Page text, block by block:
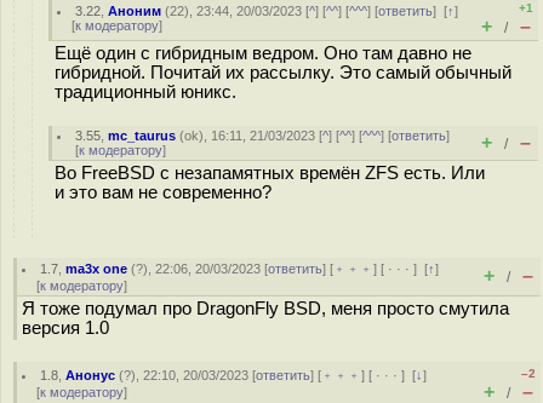
3.22 ,Аноним (22), 23:44, 20/03/2023 [^] [^^] [^^^] [ответить][↑]
[к модератору]
+1
+ / –
Ещё один с гибридным ведром. Оно там давно не
гибридной. Почитай их рассылку. Это самый обычный
традиционный юникс.
3.55 ,mc_taurus (ok), 16:11, 21/03/2023 [^] [^^] [^^^] [ответить]
[к модератору] + / –
Во FreeBSD с незапамятных времён ZFS есть. Или
и это вам не современно?
1.7 ,ma3x one (?), 22:06, 20/03/2023 [ответить] [ ﹢﹢﹢] [ · · ·][↑]
[к модератору] + / –
Я тоже подумал про DragonFly BSD, меня просто смутила
версия 1.0
1.8 ,Анонус (?), 22:10, 20/03/2023 [ответить] [ ﹢﹢﹢] [ · · ·][↓]
[к модератору]
–2
+ / –